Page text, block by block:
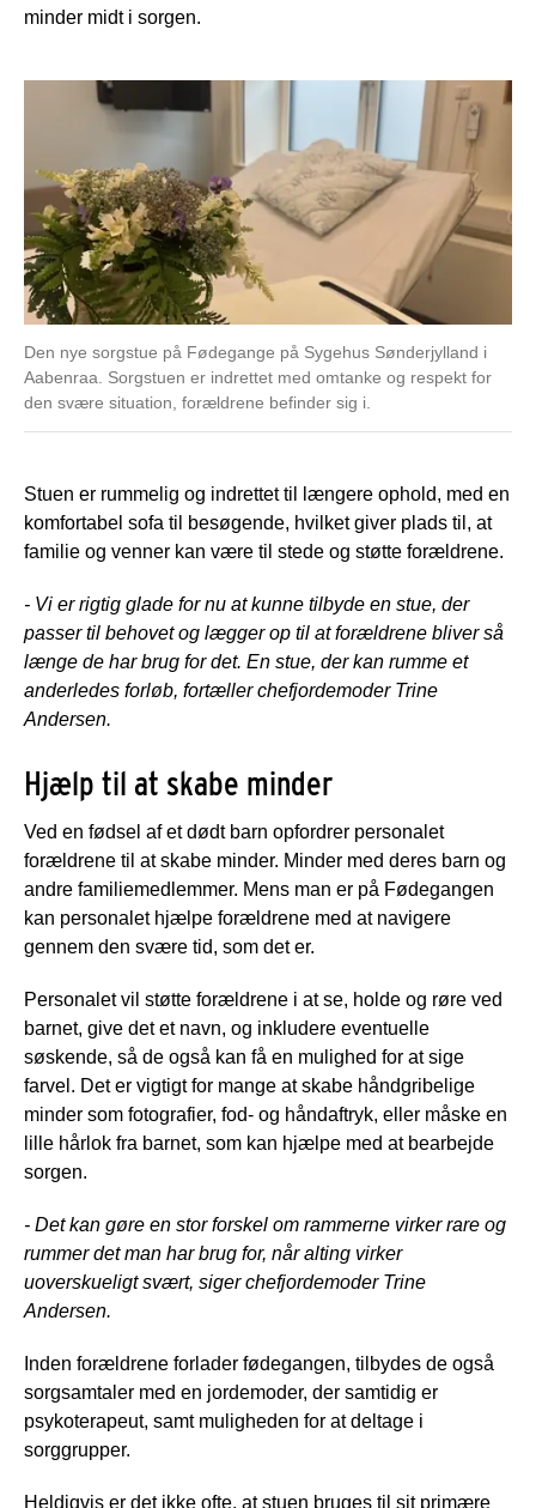
minder midt i sorgen.
Den nye sorgstue på Fødegange på Sygehus Sønderjylland i
Aabenraa. Sorgstuen er indrettet med omtanke og respekt for
den svære situation, forældrene befinder sig i.
Stuen er rummelig og indrettet til længere ophold, med en
komfortabel sofa til besøgende, hvilket giver plads til, at
familie og venner kan være til stede og støtte forældrene.
- Vi er rigtig glade for nu at kunne tilbyde en stue, der
passer til behovet og lægger op til at forældrene bliver så
længe de har brug for det. En stue, der kan rumme et
anderledes forløb, fortæller chefjordemoder Trine
Andersen.
Hjælp til at skabe minder
Ved en fødsel af et dødt barn opfordrer personalet
forældrene til at skabe minder. Minder med deres barn og
andre familiemedlemmer. Mens man er på Fødegangen
kan personalet hjælpe forældrene med at navigere
gennem den svære tid, som det er.
Personalet vil støtte forældrene i at se, holde og røre ved
barnet, give det et navn, og inkludere eventuelle
søskende, så de også kan få en mulighed for at sige
farvel. Det er vigtigt for mange at skabe håndgribelige
minder som fotografier, fod- og håndaftryk, eller måske en
lille hårlok fra barnet, som kan hjælpe med at bearbejde
sorgen.
- Det kan gøre en stor forskel om rammerne virker rare og
rummer det man har brug for, når alting virker
uoverskueligt svært, siger chefjordemoder Trine
Andersen.
Inden forældrene forlader fødegangen, tilbydes de også
sorgsamtaler med en jordemoder, der samtidig er
psykoterapeut, samt muligheden for at deltage i
sorggrupper.
Heldigvis er det ikke ofte, at stuen bruges til sit primære